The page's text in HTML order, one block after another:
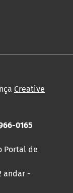
Creative
0165
Portal de
andar -